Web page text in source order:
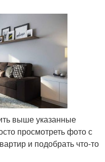
выше указанные
просмотреть фото с
и подобрать что-то